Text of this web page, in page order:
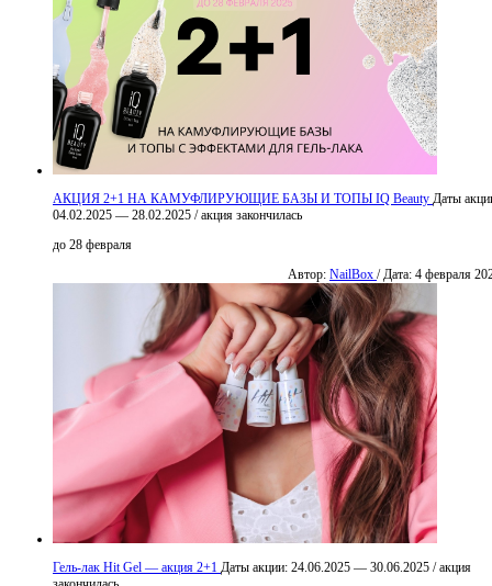
АКЦИЯ 2+1 НА КАМУФЛИРУЮЩИЕ БАЗЫ И ТОПЫ IQ Beauty Даты
04.02.2025 — 28.02.2025 /акция закончилась
до 28 февраля
Автор: NailBox / Дата: 4 февраля
Гель-лак Hit Gel — акция 2+1 Даты акции: 24.06.2025 — 30.06.2025 /акция